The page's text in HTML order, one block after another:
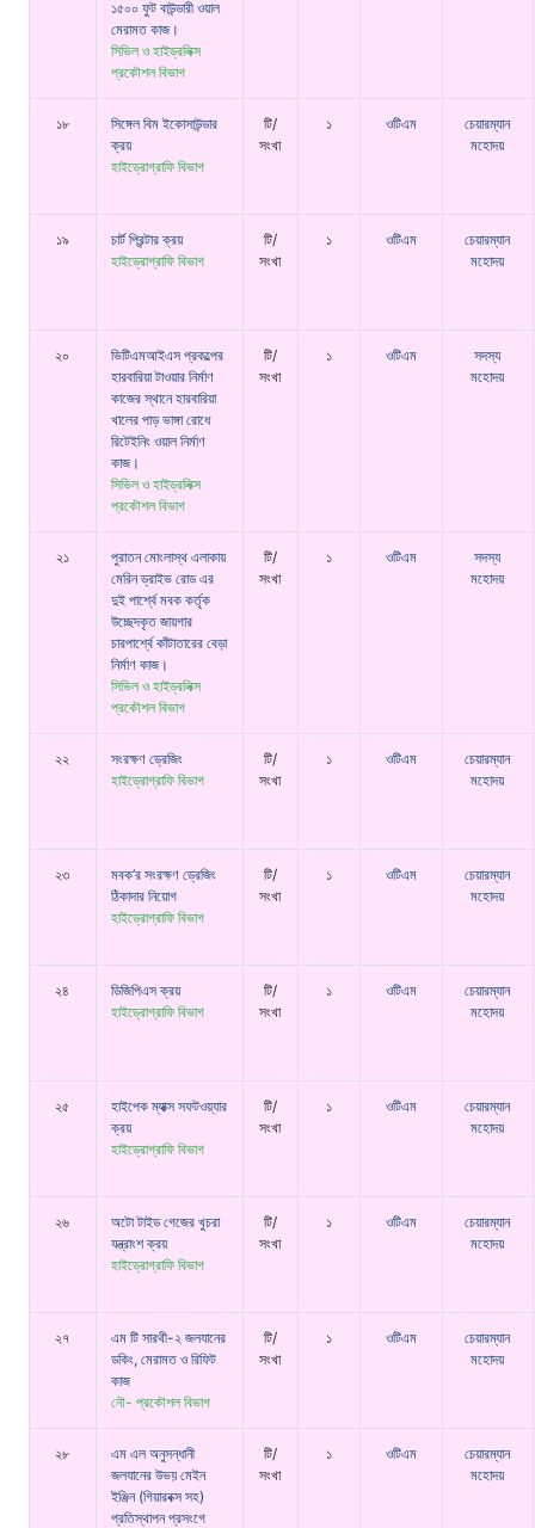
১৫০০ ফুট বাউন্ডারী ওয়াল
মেরামত কাজ।
সিভিল ও হাইড্রলিক্স
প্রকৌশল বিভাগ
১৮
সিঙ্গেল বিম ইকোসাউন্ডার
ক্রয়
হাইড্রোগ্রাফি বিভাগ
টি/
সংখা
১ ওটিএম
চেয়ারম্যান
মহোদয়
১৯
চার্ট প্রিন্টার ক্রয়
হাইড্রোগ্রাফি বিভাগ
টি/
সংখা
১ ওটিএম
চেয়ারম্যান
মহোদয়
২০
ভিটিএমআইএস প্রকল্পের
হারবারিয়া টাওয়ার নির্মাণ
কাজের স্থানে হারবারিয়া
খালের পাড় ভাঙ্গা রোধে
রিটেইনিং ওয়াল নির্মাণ
কাজ।
সিভিল ও হাইড্রলিক্স
প্রকৌশল বিভাগ
টি/
সংখা
১ ওটিএম
সদস্য
মহোদয়
২১
পুরাতন মোংলাস্থ এলাকায়
মেরিন ড্রাইভ রোড এর
দুই পার্শ্বে মবক কর্তৃক
উচ্ছেদকৃত জায়গার
চারপার্শ্বে কাঁটাতারের বেড়া
নির্মাণ কাজ।
সিভিল ও হাইড্রলিক্স
প্রকৌশল বিভাগ
টি/
সংখা
১ ওটিএম
সদস্য
মহোদয়
২২
সংরক্ষণ ড্রেজিং
হাইড্রোগ্রাফি বিভাগ
টি/
সংখা
১ ওটিএম
চেয়ারম্যান
মহোদয়
২৩
মবক’র সংরক্ষণ ড্রেজিং
ঠিকাদার নিয়োগ
হাইড্রোগ্রাফি বিভাগ
টি/
সংখা
১ ওটিএম
চেয়ারম্যান
মহোদয়
২৪
ডিজিপিএস ক্রয়
হাইড্রোগ্রাফি বিভাগ
টি/
সংখা
১ ওটিএম
চেয়ারম্যান
মহোদয়
২৫
হাইপেক ম্যাক্স সফটওয়্যার
ক্রয়
হাইড্রোগ্রাফি বিভাগ
টি/
সংখা
১ ওটিএম
চেয়ারম্যান
মহোদয়
২৬
অটো টাইড গেজের খুচরা
যন্ত্রাংশ ক্রয়
হাইড্রোগ্রাফি বিভাগ
টি/
সংখা
১ ওটিএম
চেয়ারম্যান
মহোদয়
২৭
এম টি সারথী-২ জলযানের
ডকিং, মেরামত ও রিফিট
কাজ
নৌ- প্রকৌশল বিভাগ
টি/
সংখা
১ ওটিএম
চেয়ারম্যান
মহোদয়
২৮
এম এল অনুসন্ধানী
জলযানের উভয় মেইন
ইঞ্জিন (গিয়ারবক্স সহ)
প্রতিস্থাপন প্রসংগে
টি/
সংখা
১ ওটিএম
চেয়ারম্যান
মহোদয়